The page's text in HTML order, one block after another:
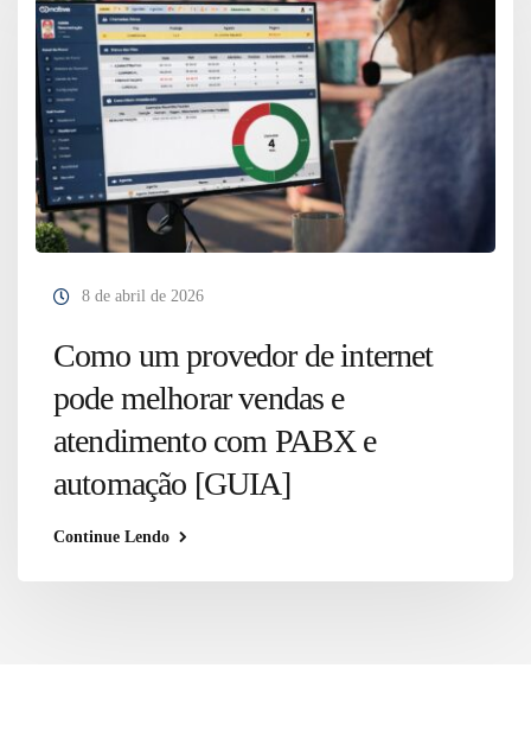
8 de abril de 2026
Como um provedor de internet
pode melhorar vendas e
atendimento com PABX e
automação [GUIA]
Continue Lendo